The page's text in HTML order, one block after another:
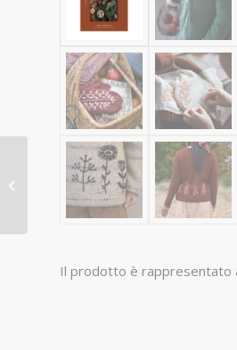
Il prodotto è rappresentato
Golfino incrociato
handmade